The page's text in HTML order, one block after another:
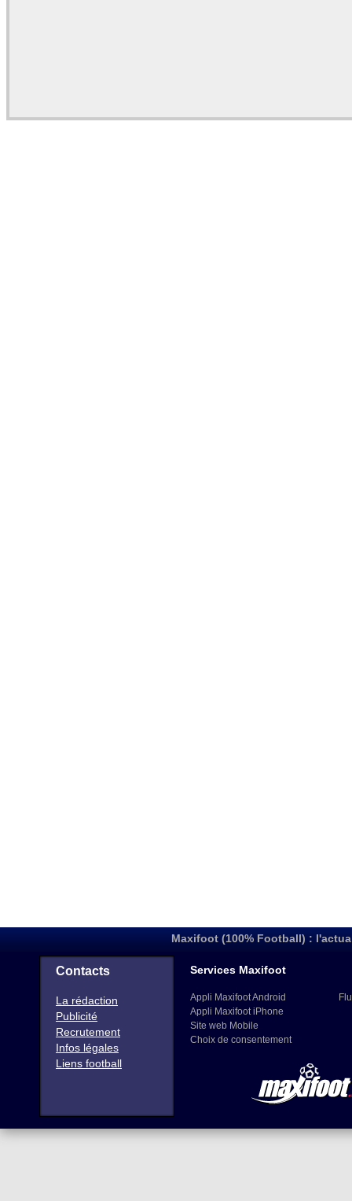
Maxifoot (100% Football) :
Contacts
La rédaction
Publicité
Recrutement
Infos légales
Liens football
Services Maxifoot
Appli Maxifoot Android
Appli Maxifoot iPhone
Site web Mobile
Choix de consentement